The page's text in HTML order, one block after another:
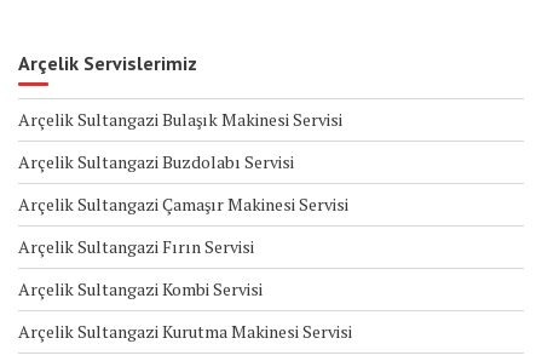
Arçelik Servislerimiz
Arçelik Sultangazi Bulaşık Makinesi Servisi
Arçelik Sultangazi Buzdolabı Servisi
Arçelik Sultangazi Çamaşır Makinesi Servisi
Arçelik Sultangazi Fırın Servisi
Arçelik Sultangazi Kombi Servisi
Arçelik Sultangazi Kurutma Makinesi Servisi